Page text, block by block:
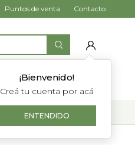
¡Bienvenido!
Creá tu cuenta por acá
ENTENDIDO
Puntos de venta Contacto